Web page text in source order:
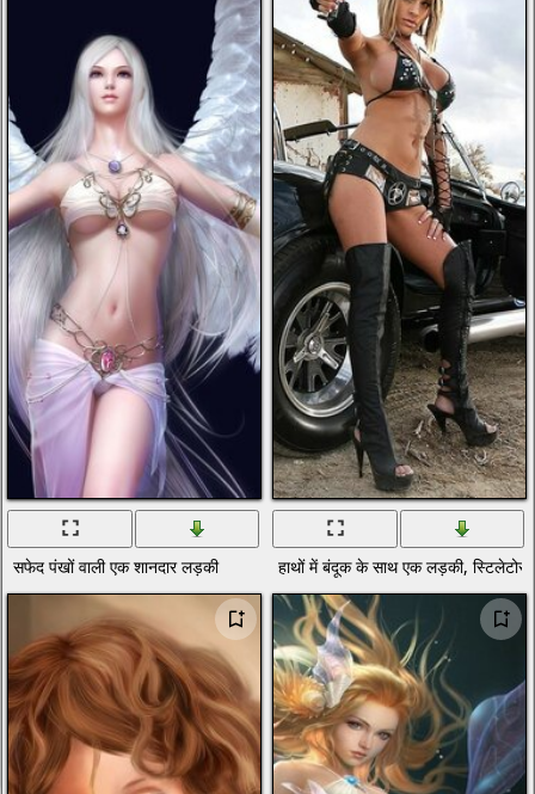
सफेद पंखों वाली एक शानदार लड़की हाथों में बंदूक के साथ एक लड़की,